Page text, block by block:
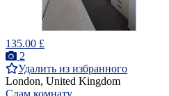
135.00 £
2
Удалить из избранного
London, United Kingdom
Сдам комнату